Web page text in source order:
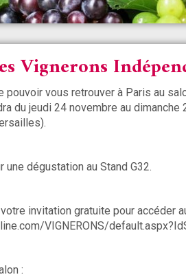
Vignerons
pouvoir vous retrouver à Paris au
du jeudi 24 novembre au dimanche
dégustation au Stand G32.
invitation gratuite pour accéder
VIGNERONS/
: